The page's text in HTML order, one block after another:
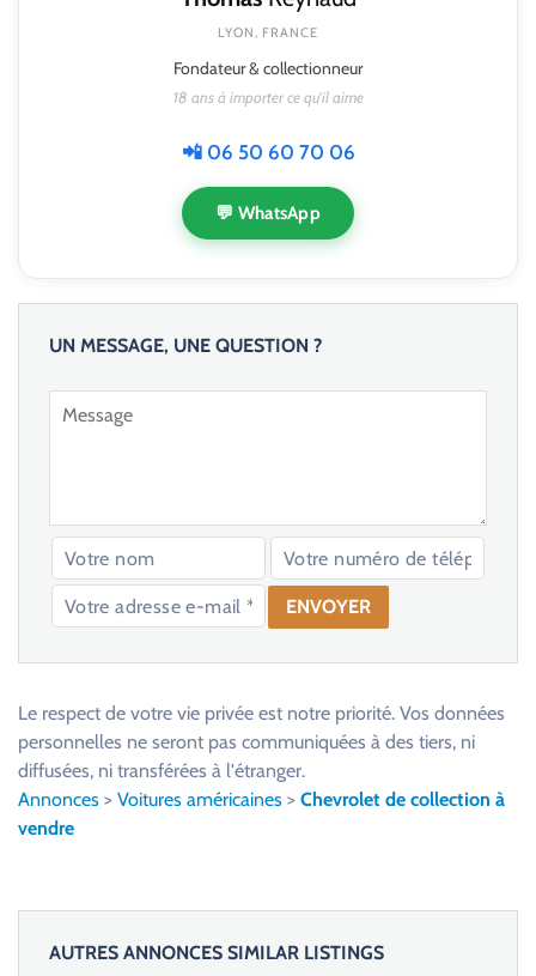
LYON, FRANCE
Fondateur & collectionneur
18 ans à importer ce qu'il aime
📲 06 50 60 70 06
💬 WhatsApp
UN MESSAGE, UNE QUESTION ?
e
s
Le respect de votre vie privée est notre priorité. Vos données
personnelles ne seront pas communiquées à des tiers, ni
diffusées, ni transférées à l'étranger.
Annonces > Voitures américaines > Chevrolet de collection à
vendre
AUTRES ANNONCES SIMILAR LISTINGS